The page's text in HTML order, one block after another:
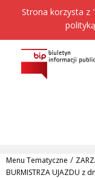
Strona korzysta z
Menu Tematyczne /
BURMISTRZA UJAZDU z